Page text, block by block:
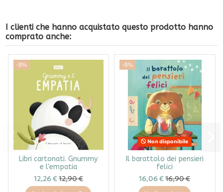
I clienti che hanno acquistato questo prodotto hanno
comprato anche:
-5%
Libri cartonati. Gnummy
e l'empatia
12,26 €12,90 €
-5%
Non disponibile
Il barattolo dei pensieri
felici
16,06 €16,90 €